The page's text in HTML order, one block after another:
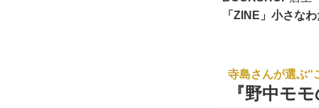
「ZINE」小さな
寺島さんが選ぶ“
『野中モ